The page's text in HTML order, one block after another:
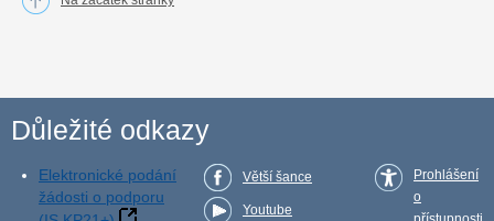
Důležité odkazy
Elektronické podání
žádosti o podporu
Větší šance
Youtube
Prohlášení
o